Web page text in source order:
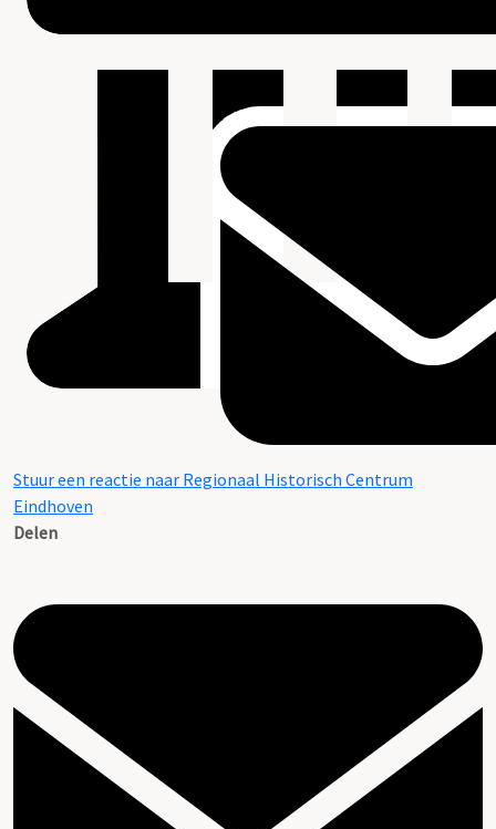
Stuur een reactie naar Regionaal Historisch Centrum
Eindhoven
Delen